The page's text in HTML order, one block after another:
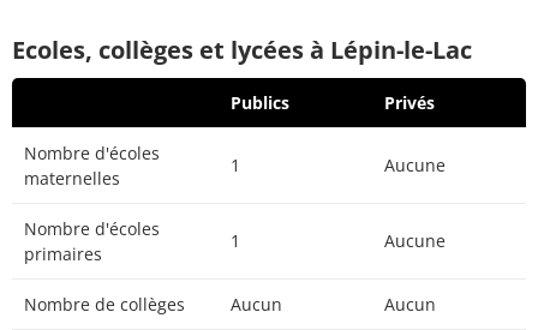
Ecoles, collèges et lycées à Lépin-le-Lac
Publics Privés
Nombre d'écoles
maternelles
1 Aucune
Nombre d'écoles
primaires
1 Aucune
Nombre de collèges Aucun Aucun